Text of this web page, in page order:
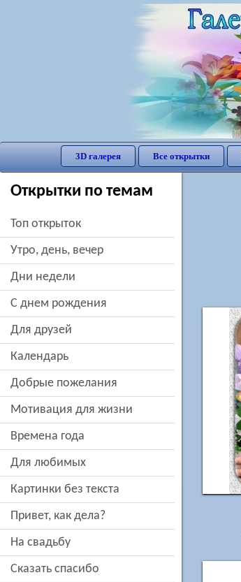
3D галерея Все открытки
Открытки по темам
Топ открыток
утро, день, вечер
дни недели
c днем рождения
для друзей
Календарь
добрые пожелания
мотивация для жизни
времена года
для любимых
картинки без текста
привет, как дела?
на свадьбу
сказать спасибо